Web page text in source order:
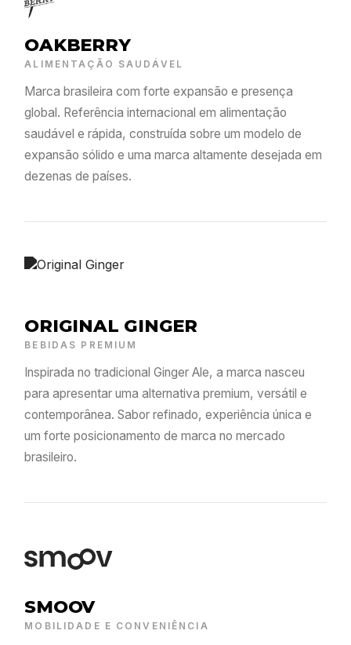
OAKBERRY
ALIMENTAÇÃO SAUDÁVEL
Marca brasileira com forte expansão e presença
global. Referência internacional em alimentação
saudável e rápida, construída sobre um modelo de
expansão sólido e uma marca altamente desejada em
dezenas de países.
ORIGINAL GINGER
BEBIDAS PREMIUM
Inspirada no tradicional Ginger Ale, a marca nasceu
para apresentar uma alternativa premium, versátil e
contemporânea. Sabor refinado, experiência única e
um forte posicionamento de marca no mercado
brasileiro.
SMOOV
MOBILIDADE E CONVENIÊNCIA